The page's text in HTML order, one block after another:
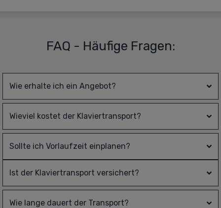
FAQ - Häufige Fragen:
Wie erhalte ich ein Angebot?
Wieviel kostet der Klaviertransport?
Sollte ich Vorlaufzeit einplanen?
Ist der Klaviertransport versichert?
Wie lange dauert der Transport?